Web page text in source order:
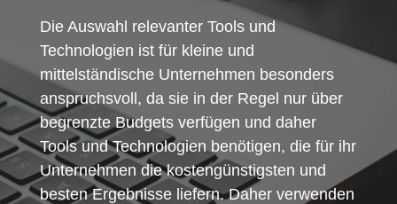
Die Auswahl relevanter Tools und
Technologien ist für kleine und
mittelständische Unternehmen besonders
anspruchsvoll, da sie in der Regel nur über
begrenzte Budgets verfügen und daher
Tools und Technologien benötigen, die für ihr
Unternehmen die kostengünstigsten und
besten Ergebnisse liefern. Daher verwenden